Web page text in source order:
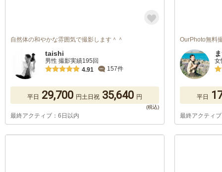
自然体の和やかな雰囲気で撮影します＾＾
taishi
男性 撮影実績195回
4.91
157件
平日 29,700 円土日祝 35,640 円
最終アクティブ：6日以内
OurPhoto無料
女
平日
最終アクティ